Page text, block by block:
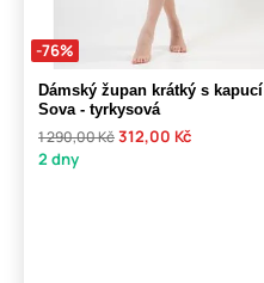
-76%
Dámský župan krátký s kapucí
Sova - tyrkysová
1 290,00 Kč312,00 Kč
2 dny